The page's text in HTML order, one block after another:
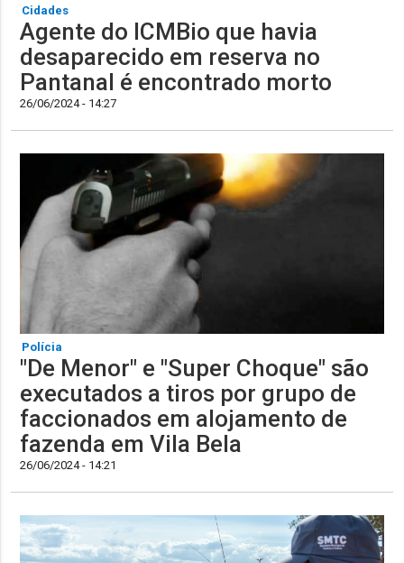
Cidades
Agente do ICMBio que havia
desaparecido em reserva no
Pantanal é encontrado morto
26/06/2024 - 14:27
Polícia
"De Menor" e "Super Choque" são
executados a tiros por grupo de
faccionados em alojamento de
fazenda em Vila Bela
26/06/2024 - 14:21